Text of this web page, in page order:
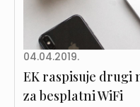
04.04.2019.
EK raspisuje
za besplatni WiFi